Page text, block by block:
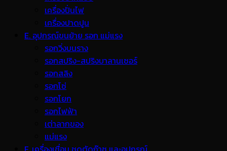
เครื่องปั่นไฟ
เครื่องปาดปูน
E. อุปกรณ์ขนย้าย รอก แม่แรง
รอกวิ่งบนราง
รอกสปริง-สปริงบาลานเซอร์
รอกสลิง
รอกโซ่
รอกโยก
รอกไฟฟ้า
เต่าลากของ
แม่แรง